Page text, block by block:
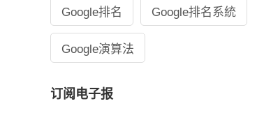
Google排名 Google排名系統
Google演算法
订阅电子报